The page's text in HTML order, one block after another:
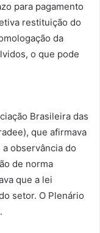
para pagamento
restituição do
da
o que pode
Brasileira das
que afirmava
observância do
de norma
que a lei
setor. O Plenário